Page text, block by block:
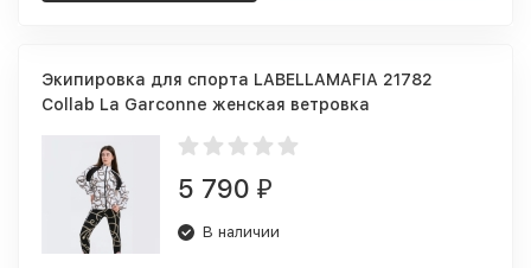
Экипировка для спорта LABELLAMAFIA 21782
Collab La Garconne женская ветровка
5 790 ₽
В наличии